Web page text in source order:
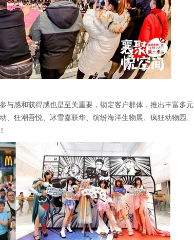
与感和获得感也是至关重要，锁定客户群体，推出丰富多元
狂潮吾悦、冰雪嘉联华、缤纷海洋生物展、疯狂动物园、